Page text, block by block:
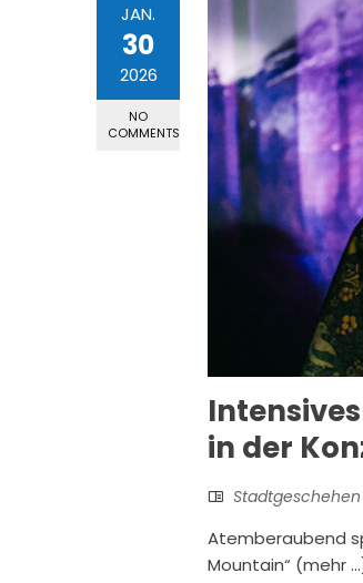
JAN.
30
2026
NO
COMMENTS
in der
Atemberaubend
Mountain“ (mehr